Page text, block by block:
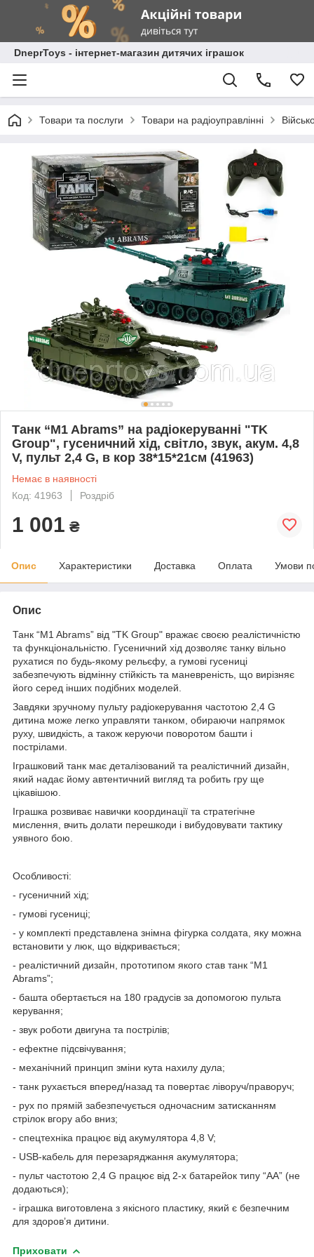
DneprToys - інтернет-магазин дитячих іграшок
Товари та послуги Товари на радіоуправлінні
Танк “M1 Abrams” на радіокеруванні "TK
Group", гусеничний хід, світло, звук, акум. 4,8
V, пульт 2,4 G, в кор 38*15*21см (41963)
Немає в наявності
Код: 41963
Роздріб
1 001 ₴
Опис Характеристики Доставка Оплата Умови
Опис
Танк “M1 Abrams” від "TK Group" вражає своєю реалістичністю
та функціональністю. Гусеничний хід дозволяє танку вільно
рухатися по будь-якому рельєфу, а гумові гусениці
забезпечують відмінну стійкість та маневреність, що вирізняє
його серед інших подібних моделей.
Завдяки зручному пульту радіокерування частотою 2,4 G
дитина може легко управляти танком, обираючи напрямок
руху, швидкість, а також керуючи поворотом башти і
пострілами.
Іграшковий танк має деталізований та реалістичний дизайн,
який надає йому автентичний вигляд та робить гру ще
цікавішою.
Іграшка розвиває навички координації та стратегічне
мислення, вчить долати перешкоди і вибудовувати тактику
уявного бою.
Особливості:
- гусеничний хід;
- гумові гусениці;
- у комплекті представлена знімна фігурка солдата, яку можна
встановити у люк, що відкривається;
- реалістичний дизайн, прототипом якого став танк “M1
Abrams”;
- башта обертається на 180 градусів за допомогою пульта
керування;
- звук роботи двигуна та пострілів;
- ефектне підсвічування;
- механічний принцип зміни кута нахилу дула;
- танк рухається вперед/назад та повертає ліворуч/праворуч;
- рух по прямій забезпечується одночасним затисканням
стрілок вгору або вниз;
- спецтехніка працює від акумулятора 4,8 V;
- USB-кабель для перезаряджання акумулятора;
- пульт частотою 2,4 G працює від 2-х батарейок типу “АА” (не
додаються);
- іграшка виготовлена з якісного пластику, який є безпечним
для здоров’я дитини.
Приховати